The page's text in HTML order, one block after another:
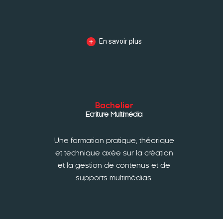
En savoir plus
Bachelier
Ecriture Multimédia
Une formation pratique, théorique
et technique axée sur la création
et la gestion de contenus et de
supports multimédias.